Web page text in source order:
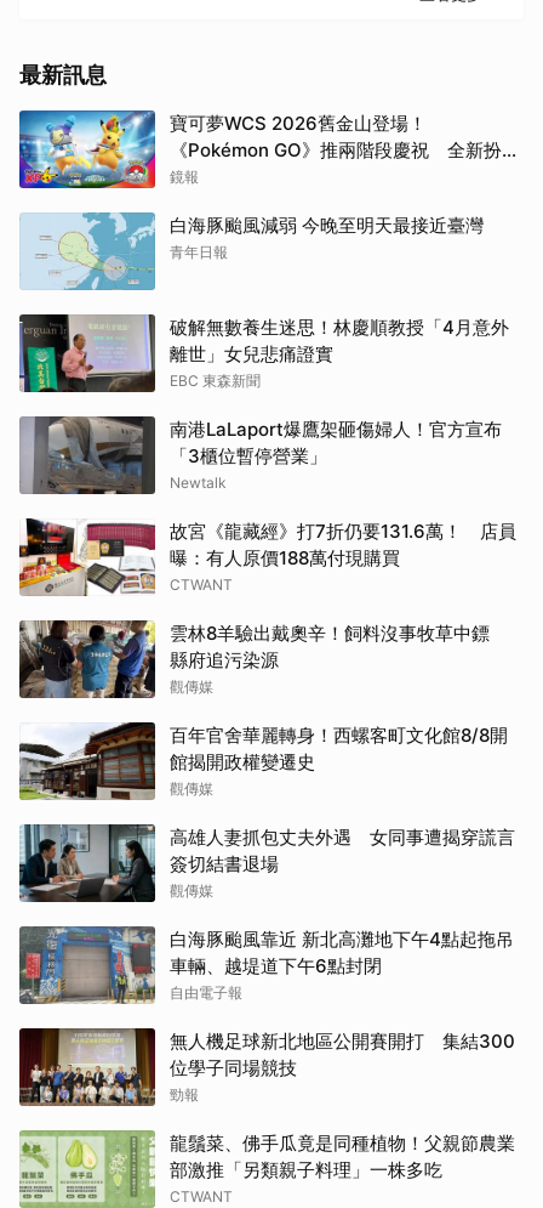
最新訊息
寶可夢WCS 2026舊金山登場！
《Pokémon GO》推兩階段慶祝 全新扮裝
皮卡丘亮相
鏡報
白海豚颱風減弱 今晚至明天最接近臺灣
青年日報
破解無數養生迷思！林慶順教授「4月意外
離世」女兒悲痛證實
EBC 東森新聞
南港LaLaport爆鷹架砸傷婦人！官方宣布
「3櫃位暫停營業」
Newtalk
故宮《龍藏經》打7折仍要131.6萬！ 店員
曝：有人原價188萬付現購買
CTWANT
雲林8羊驗出戴奧辛！飼料沒事牧草中鏢
縣府追污染源
觀傳媒
百年官舍華麗轉身！西螺客町文化館8/8開
館揭開政權變遷史
觀傳媒
高雄人妻抓包丈夫外遇 女同事遭揭穿謊言
簽切結書退場
觀傳媒
白海豚颱風靠近 新北高灘地下午4點起拖吊
車輛、越堤道下午6點封閉
自由電子報
無人機足球新北地區公開賽開打 集結300
位學子同場競技
勁報
龍鬚菜、佛手瓜竟是同種植物！父親節農業
部激推「另類親子料理」一株多吃
CTWANT